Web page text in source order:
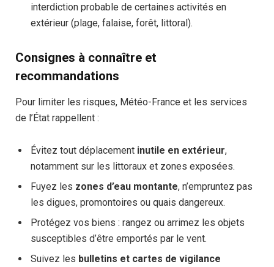
interdiction probable de certaines activités en
extérieur (plage, falaise, forêt, littoral).
Consignes à connaître et
recommandations
Pour limiter les risques, Météo-France et les services
de l’État rappellent :
Évitez tout déplacement inutile en extérieur,
notamment sur les littoraux et zones exposées.
Fuyez les zones d’eau montante, n’empruntez pas
les digues, promontoires ou quais dangereux.
Protégez vos biens : rangez ou arrimez les objets
susceptibles d’être emportés par le vent.
Suivez les bulletins et cartes de vigilance